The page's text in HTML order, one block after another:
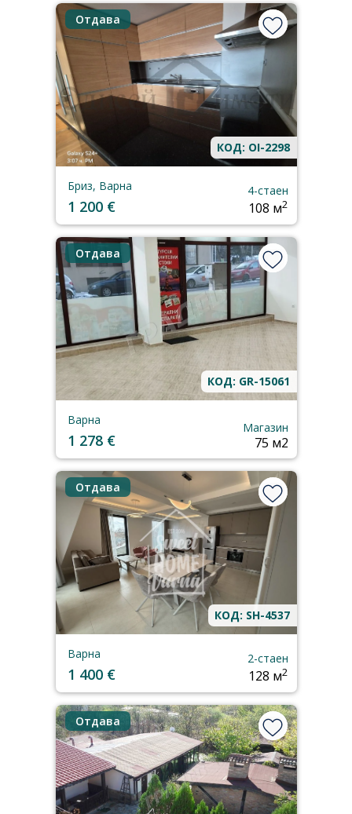
Отдава
КОД: OI-2298
Бриз, Варна
1 200 €
4-стаен
108 м2
Отдава
КОД: GR-15061
Варна
1 278 €
Магазин
75 м2
Отдава
КОД: SH-4537
Варна
1 400 €
2-стаен
128 м2
Отдава